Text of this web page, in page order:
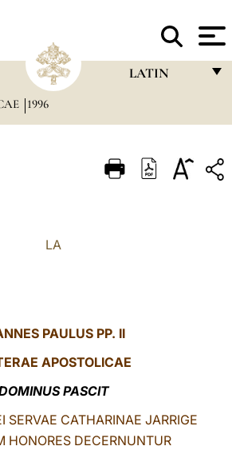
LATIN
ITALIANO
中文
1996
LA
PAULUS PP. II
APOSTOLICAE
PASCIT
SERVAE CATHARINAE JARRIGE
HONORES DECERNUNTUR